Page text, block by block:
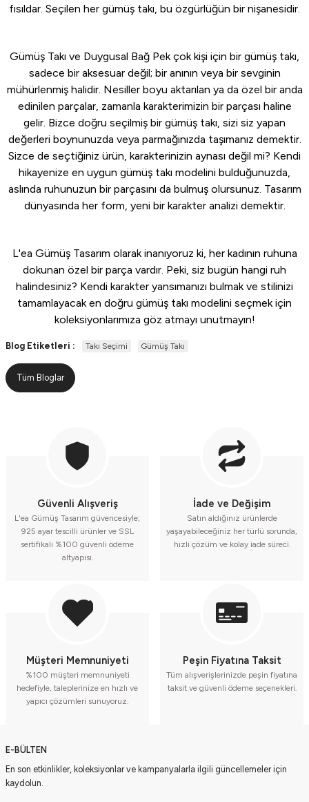
fısıldar. Seçilen her gümüş takı, bu özgürlüğün bir nişanesidir.
Gümüş Takı ve Duygusal Bağ Pek çok kişi için bir gümüş takı,
sadece bir aksesuar değil; bir anının veya bir sevginin
mühürlenmiş halidir. Nesiller boyu aktarılan ya da özel bir anda
edinilen parçalar, zamanla karakterimizin bir parçası haline
gelir. Bizce doğru seçilmiş bir gümüş takı, sizi siz yapan
değerleri boynunuzda veya parmağınızda taşımanız demektir.
Sizce de seçtiğiniz ürün, karakterinizin aynası değil mi? Kendi
hikayenize en uygun gümüş takı modelini bulduğunuzda,
aslında ruhunuzun bir parçasını da bulmuş olursunuz. Tasarım
dünyasında her form, yeni bir karakter analizi demektir.
L'ea Gümüş Tasarım olarak inanıyoruz ki, her kadının ruhuna
dokunan özel bir parça vardır. Peki, siz bugün hangi ruh
halindesiniz? Kendi karakter yansımanızı bulmak ve stilinizi
tamamlayacak en doğru gümüş takı modelini seçmek için
koleksiyonlarımıza göz atmayı unutmayın!
Blog Etiketleri : Takı Seçimi Gümüş Takı
Tüm Bloglar
Güvenli Alışveriş
L'ea Gümüş Tasarım güvencesiyle;
925 ayar tescilli ürünler ve SSL
sertifikalı %100 güvenli ödeme
altyapısı.
İade ve Değişim
Satın aldığınız ürünlerde
yaşayabileceğiniz her türlü sorunda,
hızlı çözüm ve kolay iade süreci.
Müşteri Memnuniyeti
%100 müşteri memnuniyeti
hedefiyle, taleplerinize en hızlı ve
yapıcı çözümleri sunuyoruz.
Peşin Fiyatına Taksit
Tüm alışverişlerinizde peşin fiyatına
taksit ve güvenli ödeme seçenekleri.
E-BÜLTEN
En son etkinlikler, koleksiyonlar ve kampanyalarla ilgili güncellemeler için
kaydolun.